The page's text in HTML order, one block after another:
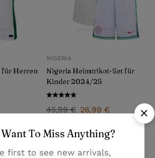
für Herren
NIGERIA
Nigeria Heimtrikot-Set für
Kinder 2024/25
45,99€ 26,99 €
Want To Miss Anything?
first to see new arrivals,